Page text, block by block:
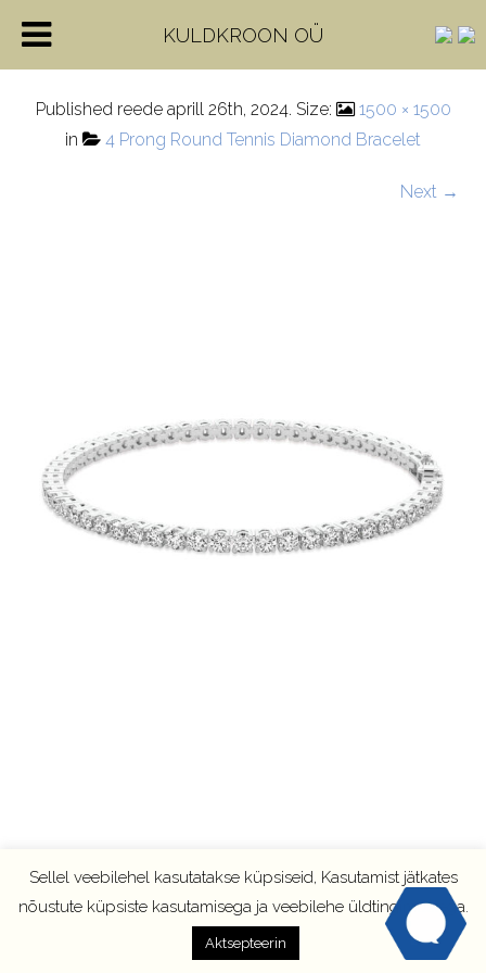
4rdtbr_wf
Published reede aprill 26th, 2024. Size:
1500 × 1500
in
4 Prong Round Tennis Diamond Bracelet
Next →
Sellel veebilehel kasutatakse küpsiseid, Kasutamist jätkates
nõustute küpsiste kasutamisega ja veebilehe üldtingimustega.
Aktsepteerin
KULDKROON OÜ